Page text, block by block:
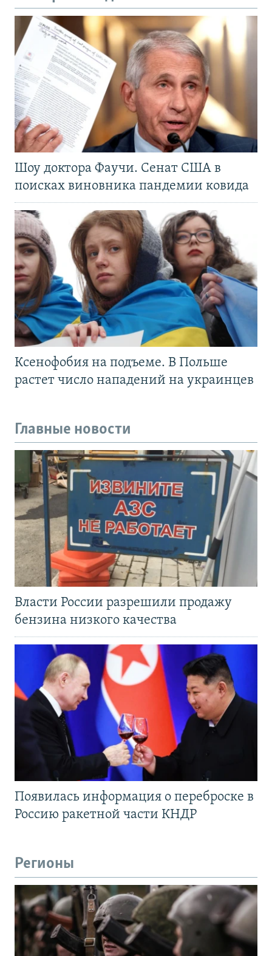
Шоу доктора Фаучи. Сенат США в
поисках виновника пандемии ковида
Ксенофобия на подъеме. В Польше
растет число нападений на украинцев
Главные новости
Власти России разрешили продажу
бензина низкого качества
Появилась информация о переброске в
Россию ракетной части КНДР
Регионы